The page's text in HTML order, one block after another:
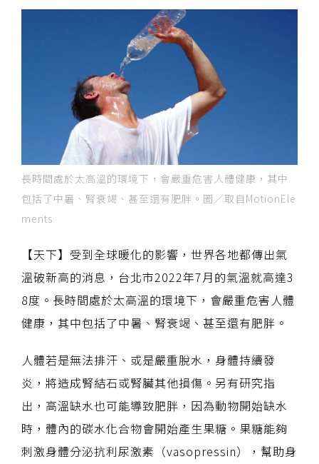
長時間處於太高溫的環境下，會嚴重危害人體健康，其中
包括了中暑、腎衰竭、甚至還有肥胖。圖／取自MotionEle
ments
【天下】受到全球暖化的影響，世界各地都傳出氣
溫破新高的消息，台北市2022年7月的氣溫就高達3
8度。長時間處於太高溫的環境下，會嚴重危害人體
健康，其中包括了中暑、腎衰竭、甚至還有肥胖。
人體若是無法排汗、或是嚴重脫水，身體持續發
炎，將造成腎結石或腎臟其他損傷。另有研究指
出，高溫缺水也可能導致肥胖，因為動物開始缺水
時，體內的碳水化合物會開始產生果糖。果糖能夠
刺激身體分泌抗利尿激素（vasopressin），幫助身